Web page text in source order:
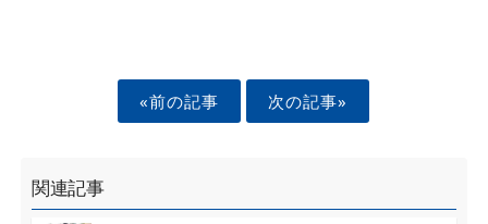
«前の記事 次の記事»
関連記事